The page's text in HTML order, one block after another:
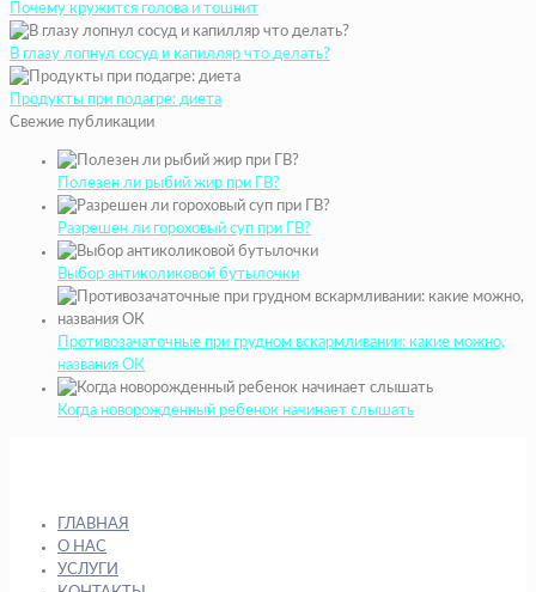
Почему кружится голова и тошнит
В глазу лопнул сосуд и капилляр что делать?
Продукты при подагре: диета
Свежие публикации
Полезен ли рыбий жир при ГВ?
Разрешен ли гороховый суп при ГВ?
Выбор антиколиковой бутылочки
Противозачаточные при грудном вскармливании: какие можно,
названия ОК
Когда новорожденный ребенок начинает слышать
ГЛАВНАЯ
О НАС
УСЛУГИ